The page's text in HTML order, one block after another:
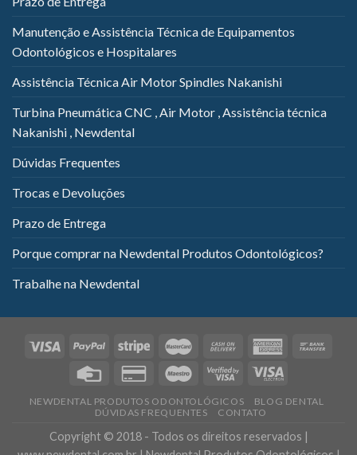
Manutenção e Assistência Técnica de Equipamentos
Odontológicos e Hospitalares
Assistência Técnica Air Motor Spindles Nakanishi
Turbina Pneumática CNC , Air Motor , Assistência técnica
Nakanishi , Newdental
Dúvidas Frequentes
Trocas e Devoluções
Prazo de Entrega
Porque comprar na Newdental Produtos Odontológicos?
Trabalhe na Newdental
NEWDENTAL PRODUTOS ODONTOLÓGICOS
BLOG DENTAL
DÚVIDAS FREQUENTES
CONTATO
Copyright © 2018 - Todos os direitos reservados |